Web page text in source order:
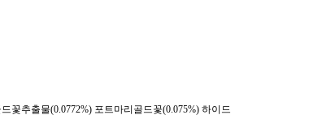
추출물(0.0772%) 포트마리골드꽃(0.075%) 하이드